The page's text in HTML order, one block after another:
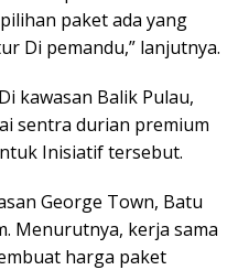
paket ada yang
Di pemandu,” lanjutnya.
kawasan Balik Pulau,
sentra durian premium
Inisiatif tersebut.
George Town, Batu
Menurutnya, kerja sama
harga paket